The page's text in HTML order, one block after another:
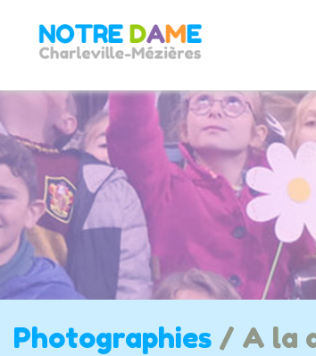
Photographies / A la